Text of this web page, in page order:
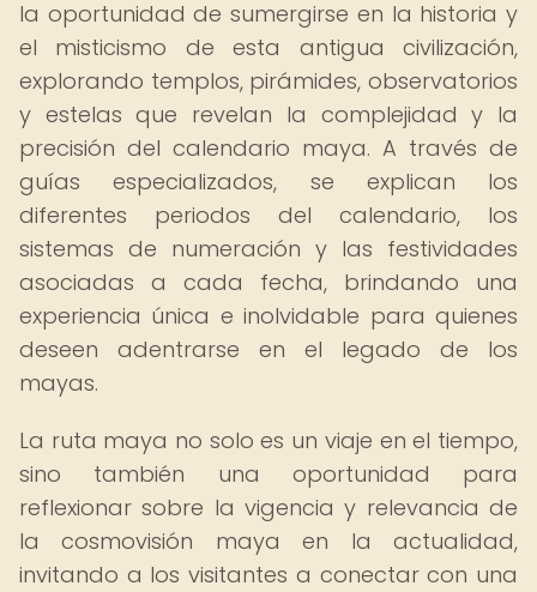
la oportunidad de sumergirse en la historia y
el misticismo de esta antigua civilización,
explorando templos, pirámides, observatorios
y estelas que revelan la complejidad y la
precisión del calendario maya. A través de
guías especializados, se explican los
diferentes periodos del calendario, los
sistemas de numeración y las festividades
asociadas a cada fecha, brindando una
experiencia única e inolvidable para quienes
deseen adentrarse en el legado de los
mayas.
La ruta maya no solo es un viaje en el tiempo,
sino también una oportunidad para
reflexionar sobre la vigencia y relevancia de
la cosmovisión maya en la actualidad,
invitando a los visitantes a conectar con una